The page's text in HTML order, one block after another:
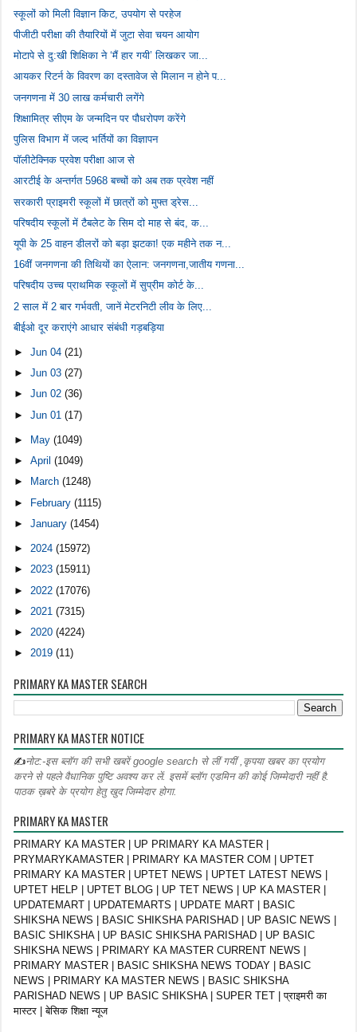
स्कूलों को मिली विज्ञान किट, उपयोग से परहेज
पीजीटी परीक्षा की तैयारियों में जुटा सेवा चयन आयोग
मोटापे से दु:खी शिक्षिका ने ‘मैं हार गयी’ लिखकर जा...
आयकर रिटर्न के विवरण का दस्तावेज से मिलान न होने प...
जनगणना में 30 लाख कर्मचारी लगेंगे
शिक्षामित्र सीएम के जन्मदिन पर पौधरोपण करेंगे
पुलिस विभाग में जल्द भर्तियों का विज्ञापन
पॉलीटेक्निक प्रवेश परीक्षा आज से
आरटीई के अन्तर्गत 5968 बच्चों को अब तक प्रवेश नहीं
सरकारी प्राइमरी स्कूलों में छात्रों को मुफ्त ड्रेस...
परिषदीय स्कूलों में टैबलेट के सिम दो माह से बंद, क...
यूपी के 25 वाहन डीलरों को बड़ा झटका! एक महीने तक न...
16वीं जनगणना की तिथियों का ऐलान: जनगणना,जातीय गणना...
परिषदीय उच्च प्राथमिक स्कूलों में सुप्रीम कोर्ट के...
2 साल में 2 बार गर्भवती, जानें मेटरनिटी लीव के लिए...
बीईओ दूर कराएंगे आधार संबंधी गड़बड़िया
►Jun 04(21)
►Jun 03(27)
►Jun 02(36)
►Jun 01(17)
► May(1049)
►April(1049)
►
March(1248)
► February(1115)
►January(1454)
►2024(15972)
►2023(15911)
► 2022(17076)
► 2021(7315)
► 2020(4224)
►2019(11)
PRIMARY KA MASTER SEARCH
PRIMARY KA MASTER NOTICE
✍नोट:-इस ब्लॉग की सभी खबरें google search से लीं गयीं ,कृपया खबर का प्रयोग
करने से पहले वैधानिक पुष्टि अवश्य कर लें. इसमें ब्लॉग एडमिन की कोई जिम्मेदारी नहीं है.
पाठक ख़बरे के प्रयोग हेतु खुद जिम्मेदार होगा.
PRIMARY KA MASTER
PRIMARY KA MASTER | UP PRIMARY KA MASTER |
PRYMARYKAMASTER | PRIMARY KA MASTER COM | UPTET
PRIMARY KA MASTER | UPTET NEWS | UPTET LATEST NEWS |
UPTET HELP | UPTET BLOG | UP TET NEWS | UP KA MASTER |
UPDATEMART | UPDATEMARTS | UPDATE MART | BASIC
SHIKSHA NEWS | BASIC SHIKSHA PARISHAD | UP BASIC NEWS |
BASIC SHIKSHA | UP BASIC SHIKSHA PARISHAD | UP BASIC
SHIKSHA NEWS | PRIMARY KA MASTER CURRENT NEWS |
PRIMARY MASTER | BASIC SHIKSHA NEWS TODAY | BASIC
NEWS | PRIMARY KA MASTER NEWS | BASIC SHIKSHA
PARISHAD NEWS | UP BASIC SHIKSHA | SUPER TET | प्राइमरी का
मास्टर | बेसिक शिक्षा न्यूज